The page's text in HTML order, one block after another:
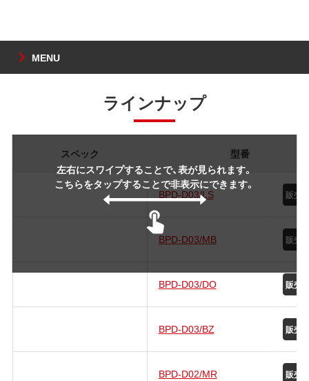
MENU
ラインナップ
左右にスワイプすることで、表が見られます。
こちらをタップすることで非表示にできます。
スペック 型番
BPD-D03/LS
BPD-D03/MB
BPD-D03/DO
BPD-D03/BZ
BPD-D02/MR